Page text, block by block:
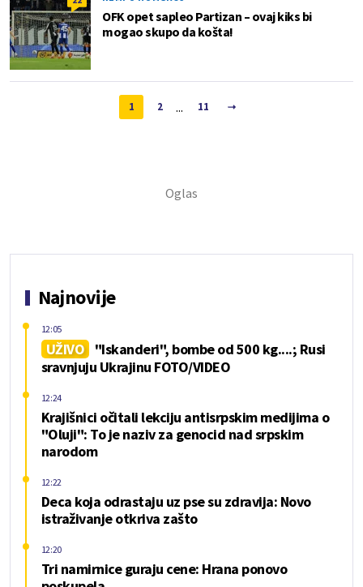
OFK opet sapleo Partizan – ovaj kiks bi
mogao skupo da košta!
1 2 ... 11
Najnovije
UŽIVO
"Iskanderi", bombe od 500 kg....; Rusi
sravnjuju Ukrajinu FOTO/VIDEO
12:05
Krajišnici očitali lekciju antisrpskim medijima o
"Oluji": To je naziv za genocid nad srpskim
narodom
12:24
Deca koja odrastaju uz pse su zdravija: Novo
istraživanje otkriva zašto
12:22
Tri namirnice guraju cene: Hrana ponovo
12:20